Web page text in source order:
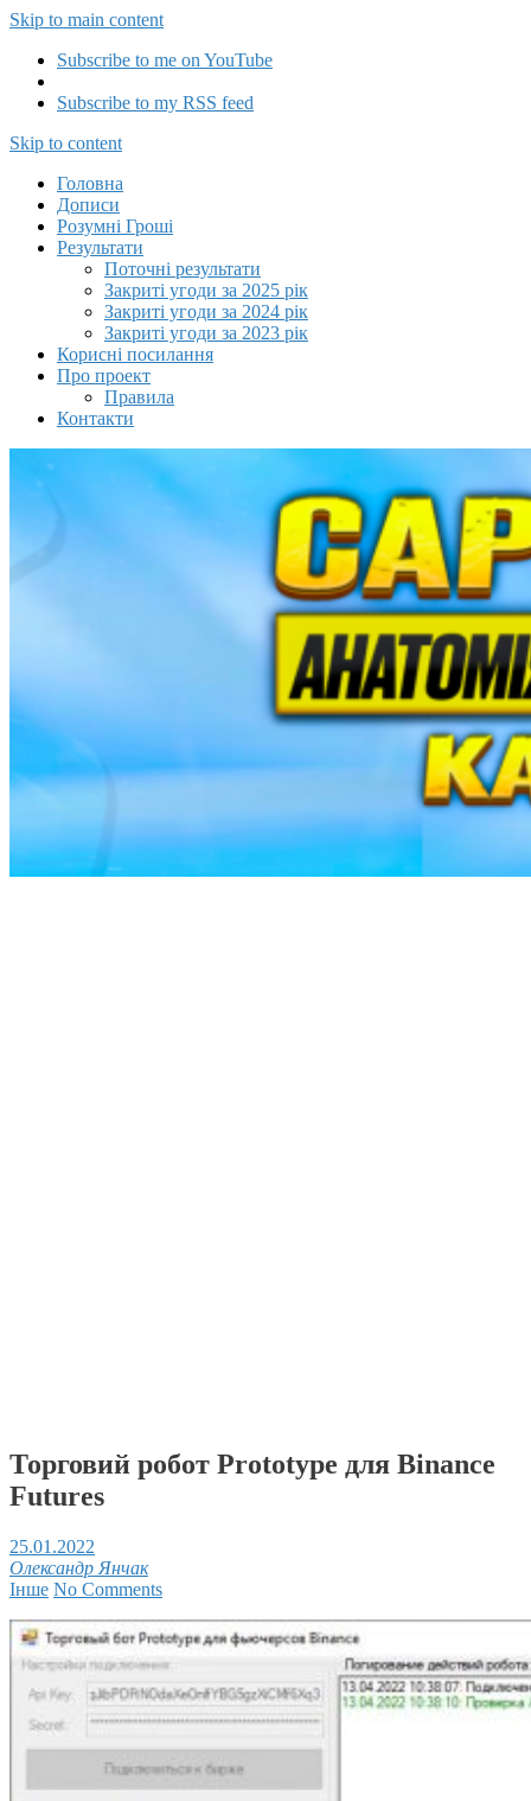
Skip to main content
Subscribe to me on YouTube
Subscribe to my RSS feed
Capitalizator UA
Skip to content
Головна
Дописи
Розумні Гроші
Результати
Поточні результати
Закриті угоди за 2025 рік
Закриті угоди за 2024 рік
Закриті угоди за 2023 рік
Корисні посилання
Про проект
Правила
Контакти
Торговий робот Prototype для Binance
Futures
25.01.2022
Олександр Янчак
Інше No Comments